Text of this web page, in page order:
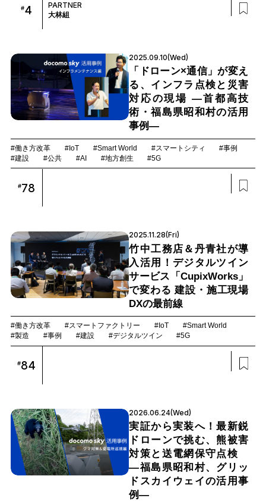
#4 PARTNER
大林組
2025.09.10(Wed)
「ドローン×通信」が変え
る、インフラ点検と災害
対応の現場 ―首都高技
術・福島県昭和村の活用
事例―
#働き方改革 #IoT #Smart World #スマートシティ
#事例
#建設
#公共 #AI #地方創生 #5G
#78
2025.11.28(Fri)
竹中工務店＆丹青社が導
入活用！デジタルツイン
サービス「CupixWorks」
で変わる 建設・施工現場
DXの最前線
#働き方改革 #スマートファクトリー #IoT
#Smart World
#製造
#事例 #建設 #デジタルツイン #5G
#84
2026.06.24(Wed)
実証から実装へ！最新鋭
ドローンで挑む、熊被害
対策と送電網保守点検
―福島県昭和村、グリッ
ドスカイウェイの活用事
例―